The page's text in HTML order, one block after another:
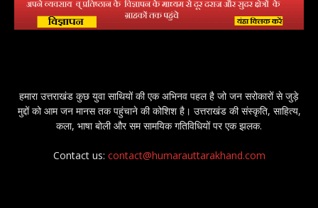
हमारा उत्तराखंड कुछ युवा साथियों की एक अभिनव पहल है जो जन सरोकारों से जुड़े
मुद्दों को आम जन मानस तक पहुंचाने की कोशिश है। उत्तराखंड की संस्कृति, साहित्य,
कला, भाषा बोली और सम सामयिक गतिविधियों पर एक झलक.
Contact us: contact@humarauttarakhand.com